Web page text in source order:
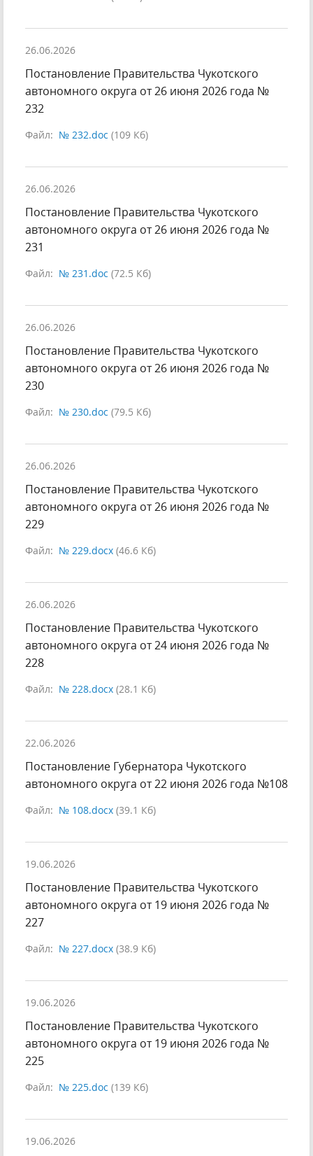
26.06.2026
Постановление Правительства Чукотского
автономного округа от 26 июня 2026 года №
232
Файл: № 232.doc (109 Кб)
26.06.2026
Постановление Правительства Чукотского
автономного округа от 26 июня 2026 года №
231
Файл: № 231.doc (72.5 Кб)
26.06.2026
Постановление Правительства Чукотского
автономного округа от 26 июня 2026 года №
230
Файл: № 230.doc (79.5 Кб)
26.06.2026
Постановление Правительства Чукотского
автономного округа от 26 июня 2026 года №
229
Файл: № 229.docx (46.6 Кб)
26.06.2026
Постановление Правительства Чукотского
автономного округа от 24 июня 2026 года №
228
Файл: № 228.docx (28.1 Кб)
22.06.2026
Постановление Губернатора Чукотского
автономного округа от 22 июня 2026 года №108
Файл: № 108.docx (39.1 Кб)
19.06.2026
Постановление Правительства Чукотского
автономного округа от 19 июня 2026 года №
227
Файл: № 227.docx (38.9 Кб)
19.06.2026
Постановление Правительства Чукотского
автономного округа от 19 июня 2026 года №
225
Файл: № 225.doc (139 Кб)
19.06.2026